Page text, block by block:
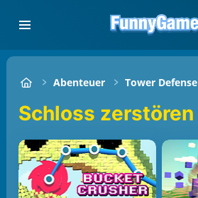
Abenteuer Tower Defense
Schloss zerstören